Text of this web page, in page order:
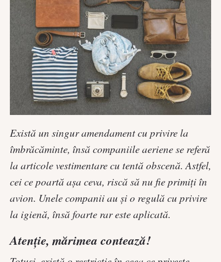
Există un singur amendament cu privire la
îmbrăcăminte, însă companiile aeriene se referă
la articole vestimentare cu tentă obscenă. Astfel,
cei ce poartă așa ceva, riscă să nu fie primiți în
avion. Unele companii au și o regulă cu privire
la igienă, însă foarte rar este aplicată.
Atenție, mărimea contează!